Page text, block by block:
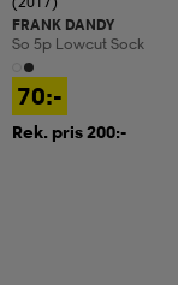
FRANK DANDY
So 5p Lowcut Sock
70:-
Rek. pris 200:-